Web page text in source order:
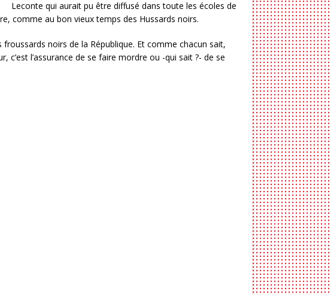
Leconte qui aurait pu être diffusé dans toute les écoles de
comme au bon vieux temps des Hussards noirs.
noirs de la République. Et comme chacun sait,
c’est l’assurance de se faire mordre ou -qui sait ?- de se